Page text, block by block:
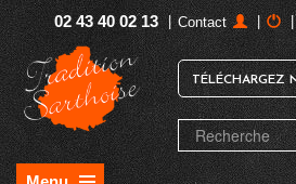
02 43 40 02 13 | Contact | |
TÉLÉCHARGEZ